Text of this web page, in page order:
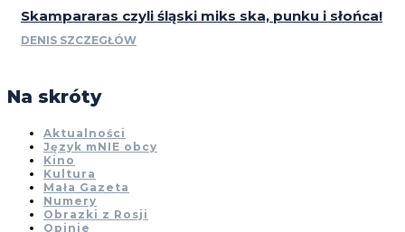
Skampararas czyli śląski miks ska, punku i słońca!
DENIS SZCZEGŁÓW
Na skróty
Aktualności
Język mNIE obcy
Kino
Kultura
Mała Gazeta
Numery
Obrazki z Rosji
Opinie